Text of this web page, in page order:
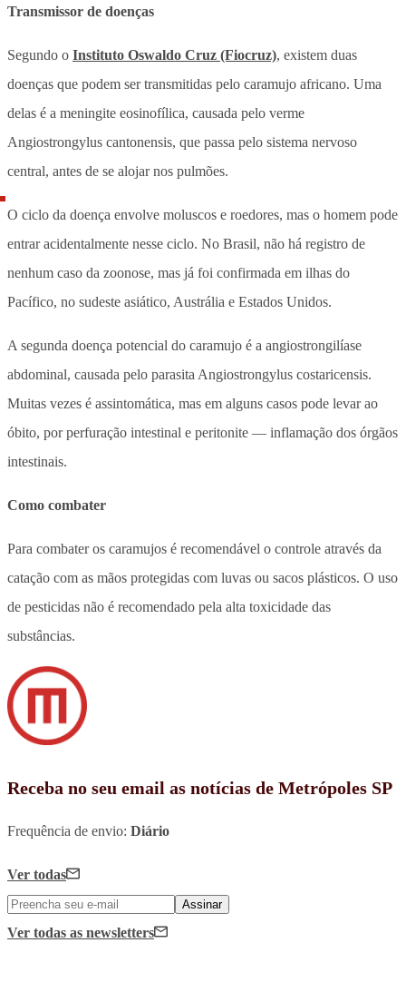
Transmissor de doenças
Segundo o Instituto Oswaldo Cruz (Fiocruz), existem duas
doenças que podem ser transmitidas pelo caramujo africano. Uma
delas é a meningite eosinofílica, causada pelo verme
Angiostrongylus cantonensis, que passa pelo sistema nervoso
central, antes de se alojar nos pulmões.
O ciclo da doença envolve moluscos e roedores, mas o homem pode
entrar acidentalmente nesse ciclo. No Brasil, não há registro de
nenhum caso da zoonose, mas já foi confirmada em ilhas do
Pacífico, no sudeste asiático, Austrália e Estados Unidos.
A segunda doença potencial do caramujo é a angiostrongilíase
abdominal, causada pelo parasita Angiostrongylus costaricensis.
Muitas vezes é assintomática, mas em alguns casos pode levar ao
óbito, por perfuração intestinal e peritonite — inflamação dos órgãos
intestinais.
Como combater
Para combater os caramujos é recomendável o controle através da
catação com as mãos protegidas com luvas ou sacos plásticos. O uso
de pesticidas não é recomendado pela alta toxicidade das
substâncias.
Receba no seu email as notícias de Metrópoles SP
Frequência de envio: Diário
Ver todas
Assinar
Ver todas as newsletters